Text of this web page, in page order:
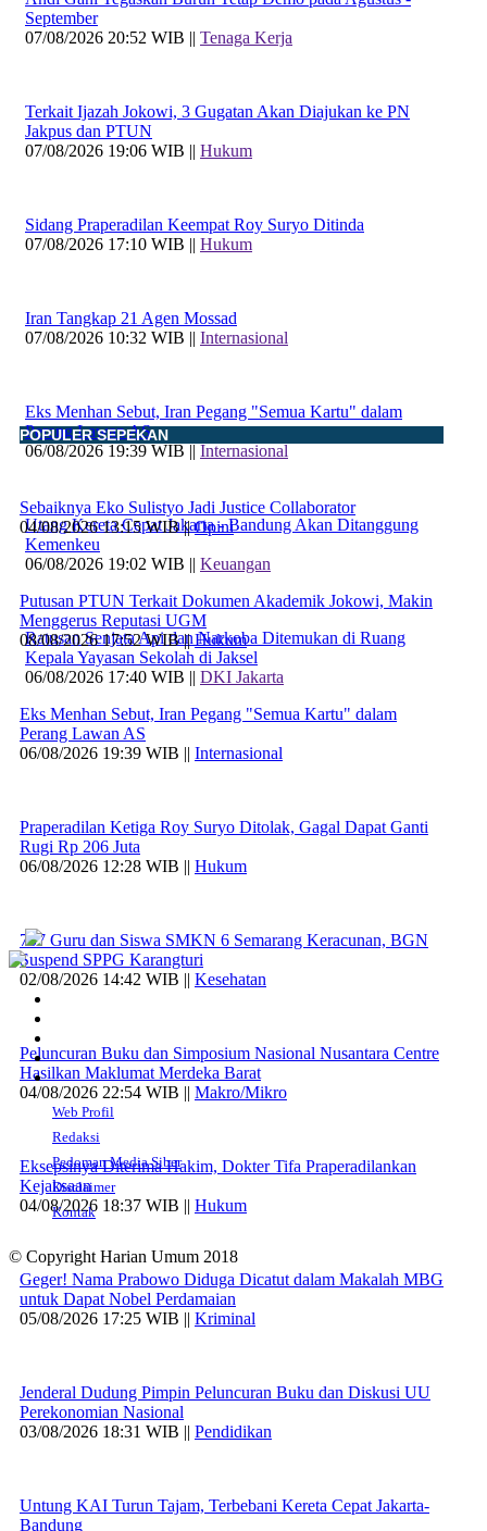
September
07/08/2026 20:52 WIB || Tenaga Kerja
Terkait Ijazah Jokowi, 3 Gugatan Akan Diajukan ke PN
Jakpus dan PTUN
07/08/2026 19:06 WIB || Hukum
Sidang Praperadilan Keempat Roy Suryo Ditinda
07/08/2026 17:10 WIB || Hukum
Iran Tangkap 21 Agen Mossad
07/08/2026 10:32 WIB || Internasional
Eks Menhan Sebut, Iran Pegang "Semua Kartu" dalam
Perang Lawan AS
06/08/2026 19:39 WIB || Internasional
Utang Kereta Cepat Jakarta - Bandung Akan Ditanggung
Kemenkeu
06/08/2026 19:02 WIB || Keuangan
Ratusan Senjata Api dan Narkoba Ditemukan di Ruang
Kepala Yayasan Sekolah di Jaksel
06/08/2026 17:40 WIB || DKI Jakarta
POPULER SEPEKAN
Sebaiknya Eko Sulistyo Jadi Justice Collaborator
04/08/2026 13:15 WIB ||Opini
Putusan PTUN Terkait Dokumen Akademik Jokowi, Makin
Menggerus Reputasi UGM
08/08/2026 17:52 WIB ||Hukum
Eks Menhan Sebut, Iran Pegang "Semua Kartu" dalam
Perang Lawan AS
06/08/2026 19:39 WIB || Internasional
Praperadilan Ketiga Roy Suryo Ditolak, Gagal Dapat Ganti
Rugi Rp 206 Juta
06/08/2026 12:28 WIB || Hukum
707 Guru dan Siswa SMKN 6 Semarang Keracunan, BGN
Suspend SPPG Karangturi
02/08/2026 14:42 WIB || Kesehatan
Peluncuran Buku dan Simposium Nasional Nusantara Centre
Hasilkan Maklumat Merdeka Barat
04/08/2026 22:54 WIB || Makro/Mikro
Eksepsinya Diterima Hakim, Dokter Tifa Praperadilankan
Kejaksaan
04/08/2026 18:37 WIB || Hukum
Geger! Nama Prabowo Diduga Dicatut dalam Makalah MBG
untuk Dapat Nobel Perdamaian
05/08/2026 17:25 WIB || Kriminal
Jenderal Dudung Pimpin Peluncuran Buku dan Diskusi UU
Perekonomian Nasional
03/08/2026 18:31 WIB || Pendidikan
Untung KAI Turun Tajam, Terbebani Kereta Cepat Jakarta-
Bandung
Web Profil
Redaksi
Pedoman Media Siber
Disclaimer
Kontak
© Copyright Harian Umum 2018